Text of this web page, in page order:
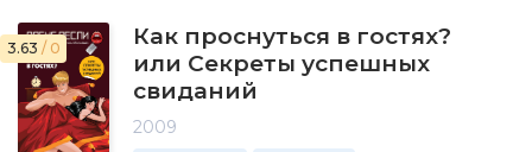
3.63 / 0
Как проснуться в гостях?
или Секреты успешных
свиданий
2009